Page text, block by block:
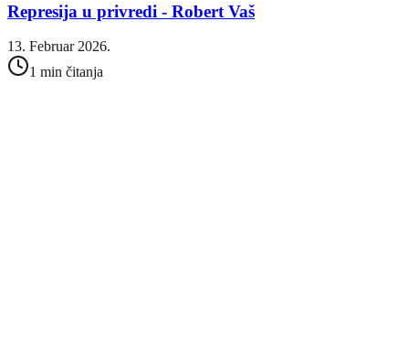
Represija u privredi - Robert Vaš
13. Februar 2026.
1 min čitanja